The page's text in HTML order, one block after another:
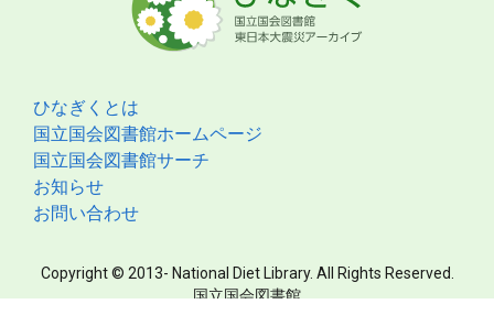
ひなぎくとは
国立国会図書館ホームページ
国立国会図書館サーチ
お知らせ
お問い合わせ
Copyright © 2013- National Diet Library. All Rights Reserved.